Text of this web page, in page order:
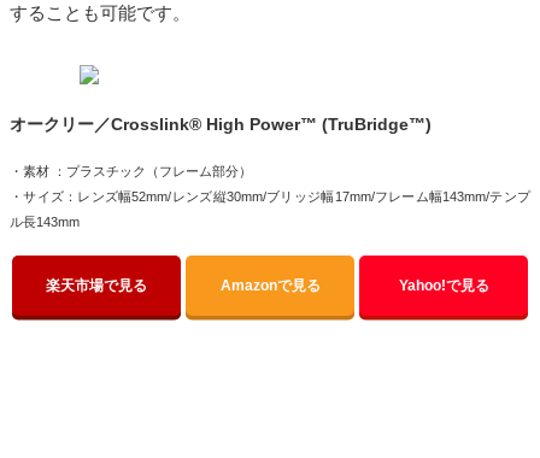
することも可能です。
オークリー／Crosslink® High Power™ (TruBridge™)
・素材 ：プラスチック（フレーム部分）
・サイズ：レンズ幅52mm/レンズ縦30mm/ブリッジ幅17mm/フレーム幅143mm/テンプ
ル長143mm
楽天市場で見る Amazonで見る Yahoo!で見る